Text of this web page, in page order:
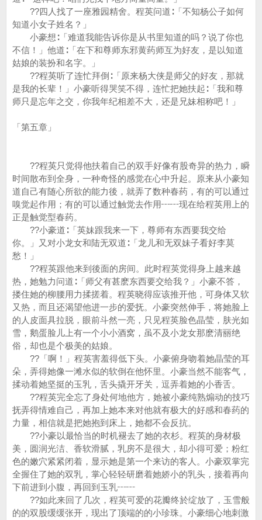
??四人找了一座雅园精舍。程英问道∶「不知杨公子如何
知道小女子姓名？」
小豪想∶「难道我能告诉你是从书里知道的吗？说了你也
不信！」他道∶「在下和尊师东邪黄药师互为好友，是以知道
姑娘的装扮和名字。」
??程英听了连忙拜倒∶「原来杨大侠是师父的好友，那就
是我的长辈！」小豪听得哭笑不得，连忙把她扶起∶「我和尊
师只是忘年之交，你我年纪相差不大，还是兄妹相称吧！」
「第五章」
??程英只觉得他扶着自己的双手好像有股奇异的热力，瞬
时间散布到全身，一种奇怪的感觉在心中升起。原来从小豪知
道自己有随心所欲的能力後，就弄了数种春药，有的可以通过
嗅觉起作用；有的可以通过触觉去作用┅┅现在给程英用上的
正是触觉型春药。
??小豪道∶「英妹跟我来一下，尊师有东西要我交给
你。」又对小龙女和陆无双道∶「龙儿和无双妹子看好李莫
愁！」
??程英跟他来到後面的房间。此时程英觉得身上越来越
热，她勉力问道∶「师父有甚麽东西要交给我？」小豪不答，
搂住她的柳腰用力揉搓着。程英晓得应该推开他，可身体又软
又热，而且还渴望他进一步的爱抚。小豪突然伸手，将她脸上
的人皮面具拉脱，眼前斗然一亮，只见程英脸色晶莹，肤光如
雪，鹅蛋脸儿上有一个小小酒窝，虽不及小龙女那麽清丽绝
俗，却也是个极美的姑娘。
??「啊！」程英害羞得低下头。小豪俯身吻着她晶莹的耳
朵，弄得她像一滩水似的软倒在他怀里。小豪当然不能客气，
揉动着她坚挺的玉乳，舌头撬开牙关，逗弄着她的小香舌。
??程英完全忘了身处何地他方，她被小豪纯熟煽动的技巧
抚弄得情难自己，再加上她本来对他就有极大的好感和春药的
力量，相信就是把她抱到床上，她都不会反抗。
??小豪以最恰当的时机褪去了她的衣杉。程英的身材极
美，圆润光洁、香软滑腻，乳房不是很大，却小得可爱；粉红
色的嫩穴紧紧闭着，显示她是第一个来访的客人。小豪双掌完
全握住了她的双乳，掌心轻轻研磨着她娇小的乳头，接着再向
下前进到小腹，再回到玉乳┅┅
??如此来回了几次，程英可爱的花瓣终於绽放了，玉雪般
的的双股缓缓张开，现出了顶端的的小珍珠。小豪细心地刺激